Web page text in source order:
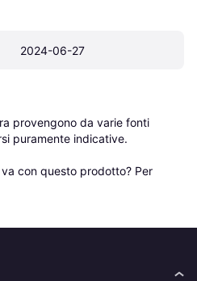
2024-06-27
provengono da varie fonti
puramente indicative.
con questo prodotto? Per